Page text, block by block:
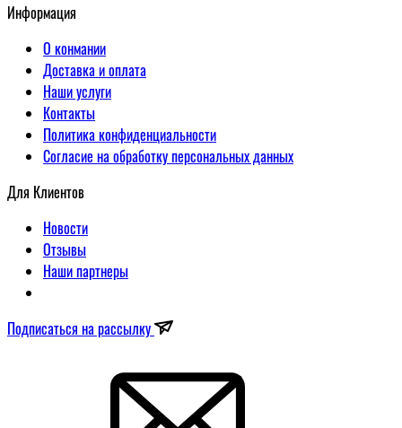
Информация
О конмании
Доставка и оплата
Наши услуги
Контакты
Политика конфиденциальности
Согласие на обработку персональных данных
Для Клиентов
Новости
Отзывы
Наши партнеры
Подписаться на рассылку